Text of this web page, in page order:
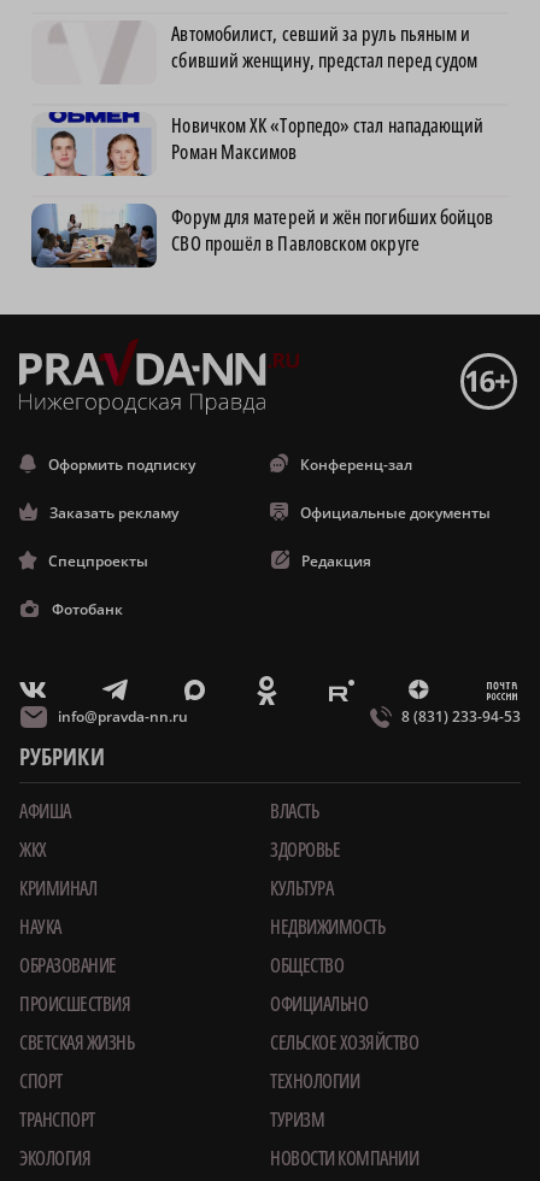
Автомобилист, севший за руль пьяным и
сбивший женщину, предстал перед судом
Новичком ХК «Торпедо» стал нападающий
Роман Максимов
Форум для матерей и жён погибших бойцов
СВО прошёл в Павловском округе
Оформить подписку Конференц-зал
Заказать рекламу Официальные документы
Спецпроекты Редакция
Фотобанк
V T X O E Z m
info@pravda-nn.ru 8 (831) 233-94-53
РУБРИКИ
АФИША
ВЛАСТЬ
ЖКХ
ЗДОРОВЬЕ
КРИМИНАЛ
КУЛЬТУРА
НАУКА
НЕДВИЖИМОСТЬ
ОБРАЗОВАНИЕ
ОБЩЕСТВО
ПРОИСШЕСТВИЯ
ОФИЦИАЛЬНО
СВЕТСКАЯ ЖИЗНЬ
СЕЛЬСКОЕ ХОЗЯЙСТВО
СПОРТ
ТЕХНОЛОГИИ
ТРАНСПОРТ
ТУРИЗМ
ЭКОЛОГИЯ
НОВОСТИ КОМПАНИИ